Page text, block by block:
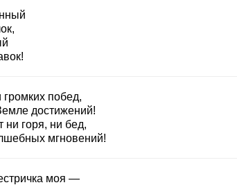
побед,
достижений!
ни горя, ни бед,
мгновений!
моя —